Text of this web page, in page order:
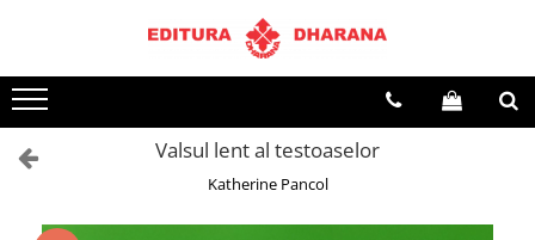
Toate Produsele
CARTI EDITURA DHARANA
OFERTE LA PACHET
Terapii
Valsul lent al testoaselor
Katherine Pancol